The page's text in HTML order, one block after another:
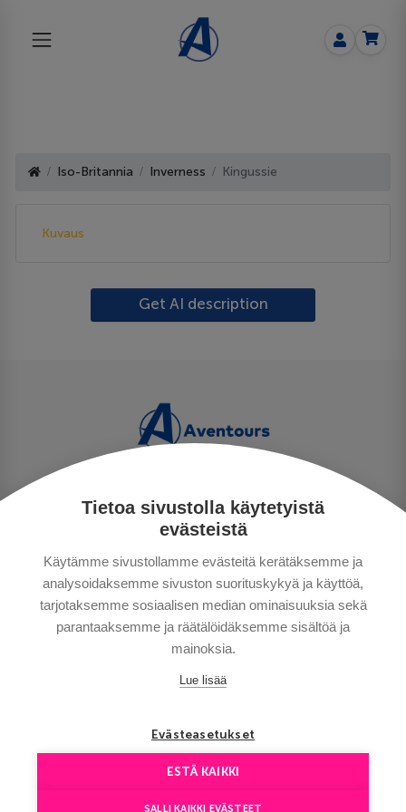
Tietoa sivustolla käytetyistä
evästeistä
Käytämme sivustollamme evästeitä kerätäksemme ja
analysoidaksemme sivuston suorituskykyä ja käyttöä,
tarjotaksemme sosiaalisen median ominaisuuksia sekä
parantaaksemme ja räätälöidäksemme sisältöä ja
mainoksia.
Lue lisää
Evästeasetukset
ESTÄ KAIKKI
SALLI KAIKKI EVÄSTEET
Iso-Britannia Inverness Kingussie
Kuvaus
Get AI description
TIETOSUOJA
MAKSUTAVAT
MATKAEHDOT
HYVÄ TIETÄÄ
YHTEYSTIEDOT
Сopyright © Aventours 2026